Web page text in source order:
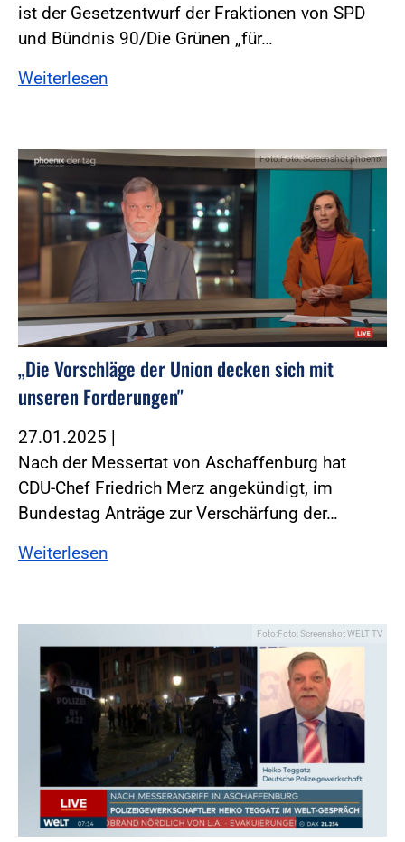
ist der Gesetzentwurf der Fraktionen von SPD
und Bündnis 90/Die Grünen „für…
Weiterlesen
Foto:Foto: Screenshot phoenix
„Die Vorschläge der Union decken sich mit
unseren Forderungen"
27.01.2025 |
Nach der Messertat von Aschaffenburg hat
CDU-Chef Friedrich Merz angekündigt, im
Bundestag Anträge zur Verschärfung der…
Weiterlesen
Foto:Foto: Screenshot WELT TV